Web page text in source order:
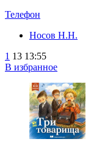
Телефон
Носов Н.Н.
1 13 13:55
В избранное